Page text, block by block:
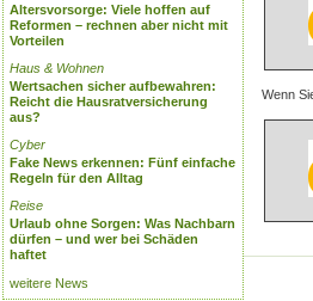
Altersvorsorge: Viele hoffen auf
Reformen – rechnen aber nicht mit
Vorteilen
Haus & Wohnen
Wertsachen sicher aufbewahren:
Reicht die Hausratversicherung
aus?
Cyber
Fake News erkennen: Fünf einfache
Regeln für den Alltag
Reise
Urlaub ohne Sorgen: Was Nachbarn
dürfen – und wer bei Schäden
haftet
weitere News
Wenn